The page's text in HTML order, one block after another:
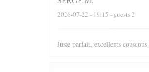
2026-07-22 - 19:15 - guests 2
Juste parfait, excellents